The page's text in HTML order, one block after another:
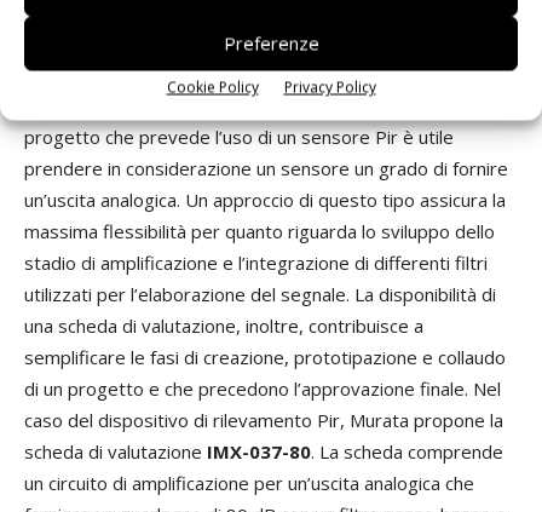
Preferenze
Cookie Policy Privacy Policy
di valutazione
progetto che prevede l’uso di un sensore Pir è utile
prendere in considerazione un sensore un grado di fornire
un’uscita analogica. Un approccio di questo tipo assicura la
massima flessibilità per quanto riguarda lo sviluppo dello
stadio di amplificazione e l’integrazione di differenti filtri
utilizzati per l’elaborazione del segnale. La disponibilità di
una scheda di valutazione, inoltre, contribuisce a
semplificare le fasi di creazione, prototipazione e collaudo
di un progetto e che precedono l’approvazione finale. Nel
caso del dispositivo di rilevamento Pir, Murata propone la
scheda di valutazione IMX-037-80. La scheda comprende
un circuito di amplificazione per un’uscita analogica che